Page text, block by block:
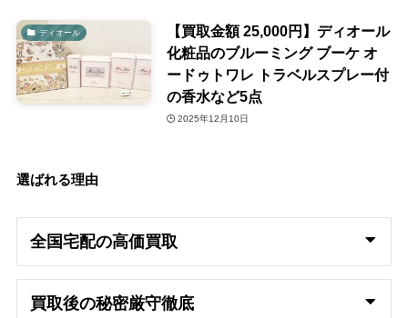
ディオール
【買取金額 25,000円】ディオール
化粧品のブルーミング ブーケ オ
ードゥトワレ トラベルスプレー付
の香水など5点
2025年12月10日
選ばれる理由
全国宅配の高価買取
買取後の秘密厳守徹底